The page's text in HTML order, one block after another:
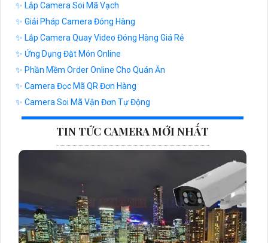
✨ Lắp Camera Soi Mã Vạch
✨ Giải Pháp Camera Đóng Hàng
✨ Lắp Camera Quay Video Đóng Hàng Giá Rẻ
✨ Ứng Dụng Đặt Món Online
✨ Phần Mềm Order Online Cho Quán Ăn
✨ Camera Đọc Mã QR Đơn Hàng
✨ Camera Soi Mã Vận Đơn Tự Động
TIN TỨC CAMERA MỚI NHẤT